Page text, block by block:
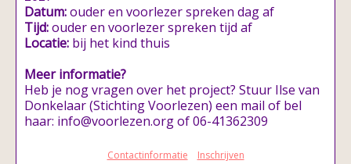
Datum:ouder en voorlezer spreken dag af
Tijd:ouder en voorlezer spreken tijd af
Locatie: bij het kind thuis
Meer informatie?
Heb je nog vragen over het project? Stuur Ilse van
Donkelaar (Stichting Voorlezen) een mail of bel
haar: info@voorlezen.org of 06-41362309
Contactinformatie Inschrijven